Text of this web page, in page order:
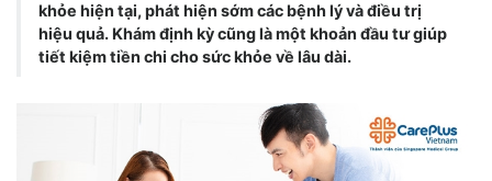
khỏe hiện tại, phát hiện sớm các bệnh lý và điều trị
hiệu quả. Khám định kỳ cũng là một khoản đầu tư giúp
tiết kiệm tiền chi cho sức khỏe về lâu dài.